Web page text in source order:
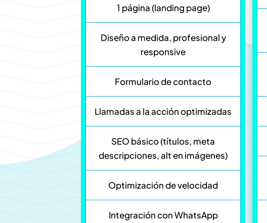
1 página (landing page)
Diseño a medida, profesional y
responsive
Formulario de contacto
Llamadas a la acción optimizadas
SEO básico (títulos, meta
descripciones, alt en imágenes)
Optimización de velocidad
Integración con WhatsApp